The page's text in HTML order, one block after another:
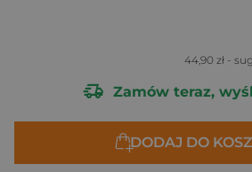
44,90 zł -
Zamów teraz,
DODAJ DO